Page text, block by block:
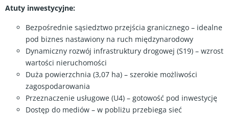
Atuty inwestycyjne:
Bezpośrednie sąsiedztwo przejścia granicznego – idealne
pod biznes nastawiony na ruch międzynarodowy
Dynamiczny rozwój infrastruktury drogowej (S19) – wzrost
wartości nieruchomości
Duża powierzchnia (3,07 ha) – szerokie możliwości
zagospodarowania
Przeznaczenie usługowe (U4) – gotowość pod inwestycję
Dostęp do mediów – w pobliżu przebiega sieć